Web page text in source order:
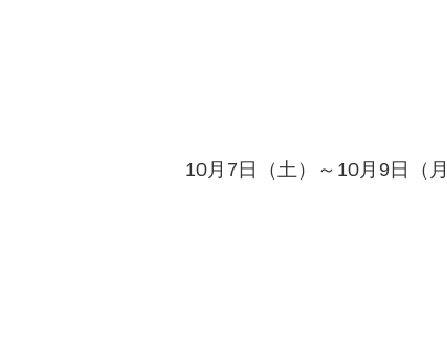
10月7日（土）～10月9日（